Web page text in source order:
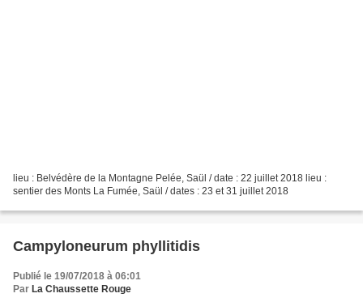
lieu : Belvédère de la Montagne Pelée, Saül / date : 22 juillet 2018 lieu :
sentier des Monts La Fumée, Saül / dates : 23 et 31 juillet 2018
Campyloneurum phyllitidis
Publié le 19/07/2018 à 06:01
Par La Chaussette Rouge